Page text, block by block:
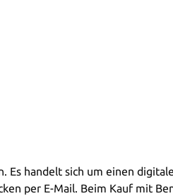
handelt sich um einen
per E-Mail. Beim Kauf mit